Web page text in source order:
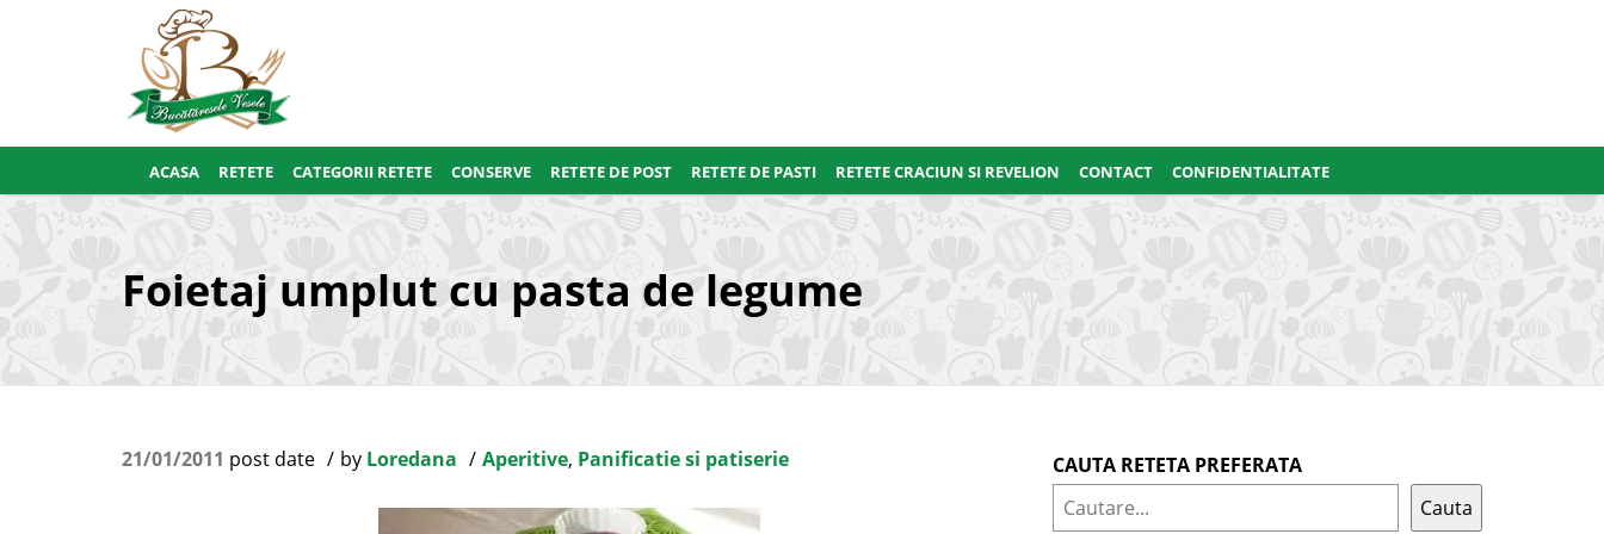
ACASA RETETE CATEGORII RETETE CONSERVE RETETE DE POST RETETE DE PASTI RETETE CRACIUN SI REVELION CONTACT CONFIDENTIALITATE
Foietaj umplut cu pasta de legume
21/01/2011 post date by Loredana Aperitive, Panificatie si patiserie
CAUTA RETETA PREFERATA
Cauta